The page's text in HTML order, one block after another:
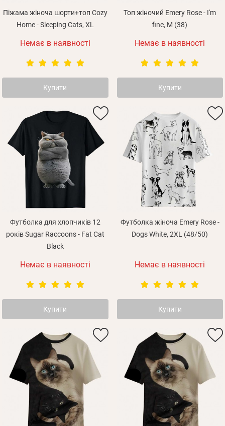
Піжама жіноча шорти+топ Cozy
Home - Sleeping Cats, XL
Немає в наявності
Купити
Топ жіночий Emery Rose - I'm
fine, M (38)
Немає в наявності
Купити
Футболка для хлопчиків 12
років Sugar Raccoons - Fat Cat
Black
Немає в наявності
Купити
Футболка жіноча Emery Rose -
Dogs White, 2XL (48/50)
Немає в наявності
Купити